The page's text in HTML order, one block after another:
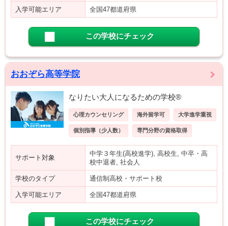
入学可能エリア 全国47都道府県
この学校にチェック
おおぞら高等学院
なりたい大人になるための学校®
心理カウンセリング 海外留学可 大学進学重視
個別指導（少人数） 専門分野の資格取得
サポート対象
中学３年生(高校進学), 高校生, 中卒・高
校中退者, 社会人
学校のタイプ 通信制高校・サポート校
入学可能エリア 全国47都道府県
この学校にチェック